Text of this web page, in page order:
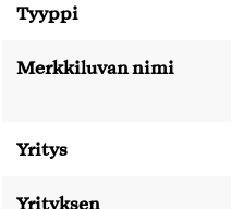
Tyyppi
Merkkiluvan nimi
Yritys
Yrityksen